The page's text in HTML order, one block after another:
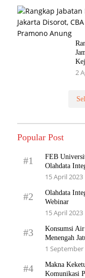
2
Popular Post
#1
FEB
Olahdata
15 April 2023
#2
Olahdata
Webinar
15 April 2023
#3
Konsumsi
Menengah
1 September
#4
Makna
Komunikasi